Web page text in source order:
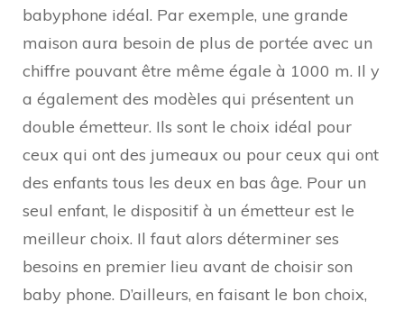
babyphone idéal. Par exemple, une grande
maison aura besoin de plus de portée avec un
chiffre pouvant être même égale à 1000 m. Il y
a également des modèles qui présentent un
double émetteur. Ils sont le choix idéal pour
ceux qui ont des jumeaux ou pour ceux qui ont
des enfants tous les deux en bas âge. Pour un
seul enfant, le dispositif à un émetteur est le
meilleur choix. Il faut alors déterminer ses
besoins en premier lieu avant de choisir son
baby phone. D’ailleurs, en faisant le bon choix,